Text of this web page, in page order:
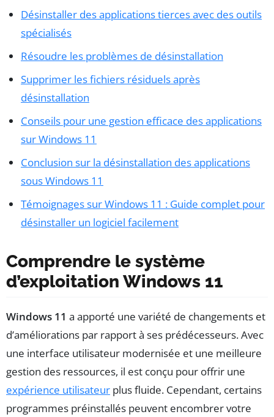
Désinstaller des applications tierces avec des outils
spécialisés
Résoudre les problèmes de désinstallation
Supprimer les fichiers résiduels après
désinstallation
Conseils pour une gestion efficace des applications
sur Windows 11
Conclusion sur la désinstallation des applications
sous Windows 11
Témoignages sur Windows 11 : Guide complet pour
désinstaller un logiciel facilement
Comprendre le système
d’exploitation Windows 11
Windows 11 a apporté une variété de changements et
d’améliorations par rapport à ses prédécesseurs. Avec
une interface utilisateur modernisée et une meilleure
gestion des ressources, il est conçu pour offrir une
expérience utilisateur plus fluide. Cependant, certains
programmes préinstallés peuvent encombrer votre